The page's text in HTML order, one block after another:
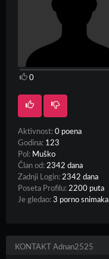
0
Aktivnost: 0 poena
Godina: 123
Pol: Muško
Član od: 2342 dana
Zadnji Login: 2342 dana
Poseta Profilu: 2200 puta
Je gledao: 3 porno snimaka
KONTAKT Adnan2525